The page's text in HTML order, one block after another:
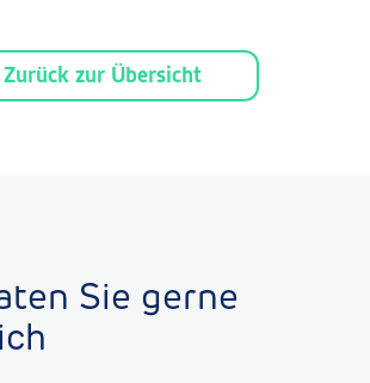
Zurück zur Übersicht
Sie gerne